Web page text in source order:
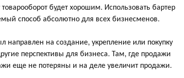
будет хорошим. Использовать бартер
способ абсолютно для всех бизнесменов.
направлен на создание, укрепление или покупку
перспективы для бизнеса. Там, где продажи
еще не потеряны и на деле увеличит продажи.